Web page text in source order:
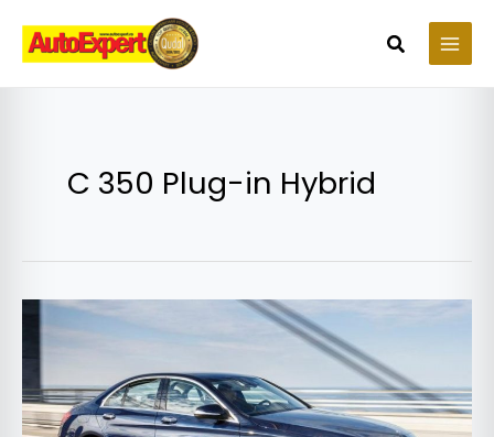
content
Search
C 350 Plug-in Hybrid
Mercedes-
350
Plug-